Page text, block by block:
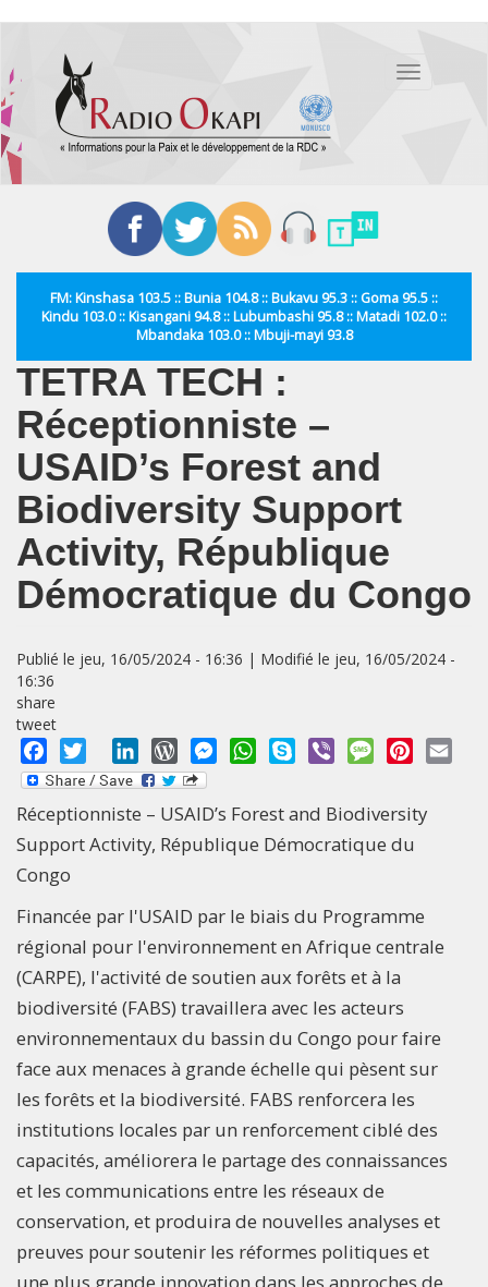
contenu
principal
Toggle
FM: Kinshasa 103.5 :: Bunia 104.8 :: Bukavu 95.3 :: Goma 95.5 ::
Kindu 103.0 :: Kisangani 94.8 :: Lubumbashi 95.8 :: Matadi 102.0 ::
Mbandaka 103.0 :: Mbuji-mayi 93.8
TETRA TECH :
Réceptionniste –
USAID’s Forest and
Biodiversity Support
Activity, République
Démocratique du Congo
Publié le jeu, 16/05/2024 - 16:36 | Modifié le jeu, 16/05/2024 -
16:36
share
tweet
Facebook
Twitter LinkedInWordPressMessengerWhatsApp
Skype Viber MessagePinterest
Réceptionniste – USAID’s Forest and Biodiversity
Support Activity, République Démocratique du
Congo
Financée par l'USAID par le biais du Programme
régional pour l'environnement en Afrique centrale
(CARPE), l'activité de soutien aux forêts et à la
biodiversité (FABS) travaillera avec les acteurs
environnementaux du bassin du Congo pour faire
face aux menaces à grande échelle qui pèsent sur
les forêts et la biodiversité. FABS renforcera les
institutions locales par un renforcement ciblé des
capacités, améliorera le partage des connaissances
et les communications entre les réseaux de
conservation, et produira de nouvelles analyses et
preuves pour soutenir les réformes politiques et